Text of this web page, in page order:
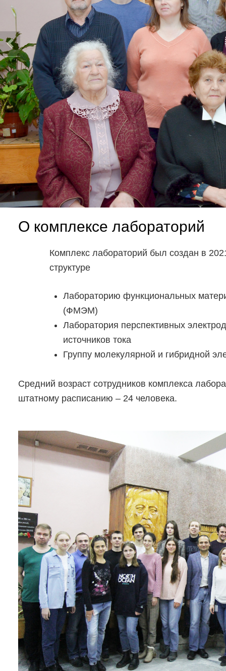
О комплексе лабораторий
Комплекс лабораторий был создан в
структуре
Лабораторию функциональных
(ФМЭМ)
Лаборатория перспективных
источников тока
Группу молекулярной и гибридной
Средний возраст сотрудников комплекса
штатному расписанию – 24 человека.